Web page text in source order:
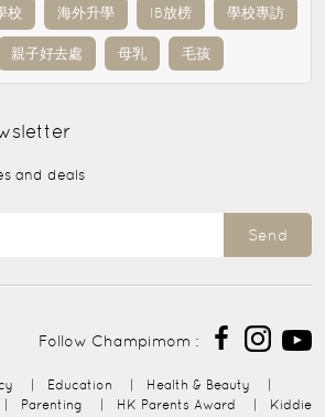
校 海外升學 IB放榜 學校專訪
親子好去處 母乳 毛孩
and deals
Send
Follow Champimom :
| Education | Health & Beauty
|
| Parenting | HK Parents Award | Kiddie